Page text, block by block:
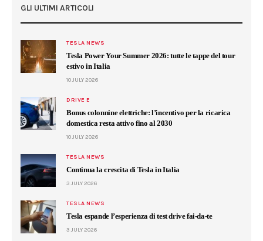
GLI ULTIMI ARTICOLI
TESLA NEWS
Tesla Power Your Summer 2026: tutte le tappe del tour
estivo in Italia
10 JULY 2026
DRIVE E
Bonus colonnine elettriche: l’incentivo per la ricarica
domestica resta attivo fino al 2030
10 JULY 2026
TESLA NEWS
Continua la crescita di Tesla in Italia
3 JULY 2026
TESLA NEWS
Tesla espande l’esperienza di test drive fai-da-te
3 JULY 2026